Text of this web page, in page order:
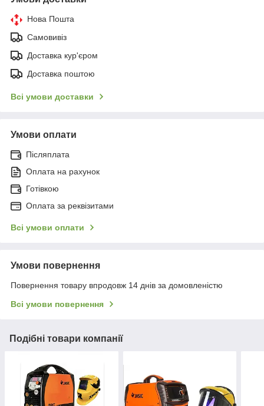
Нова Пошта
Самовивіз
Доставка кур'єром
Доставка поштою
Всі умови доставки
Умови оплати
Післяплата
Оплата на рахунок
Готівкою
Оплата за реквізитами
Всі умови оплати
Умови повернення
Повернення товару впродовж 14 днів за домовленістю
Всі умови повернення
Подібні товари компанії